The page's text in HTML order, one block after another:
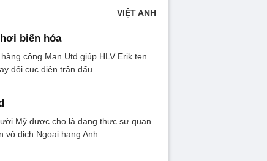
VIỆT ANH
biến hóa
công Man Utd giúp HLV Erik ten
đổi cục diện trận đấu.
Mỹ được cho là đang thực sự quan
địch Ngoại hạng Anh.